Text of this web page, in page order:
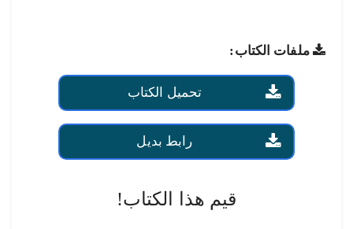
ملفات الكتاب:
تحميل الكتاب
رابط بديل
قيم هذا الكتاب!